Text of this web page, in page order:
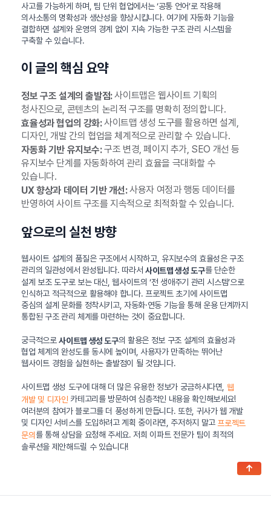
사고를 가능하게 하며, 팀 단위 협업에서는 ‘공통 언어’로 작용해
의사소통의 명확성과 생산성을 향상시킵니다. 여기에 자동화 기능을
결합하면 설계와 운영의 경계 없이 지속 가능한 구조 관리 시스템을
구축할 수 있습니다.
이 글의 핵심 요약
정보 구조 설계의 출발점:사이트맵은 웹사이트 기획의
청사진으로, 콘텐츠의 논리적 구조를 명확히 정의합니다.
효율성과 협업의 강화:사이트맵 생성 도구를 활용하면 설계,
디자인, 개발 간의 협업을 체계적으로 관리할 수 있습니다.
자동화 기반 유지보수:구조 변경, 페이지 추가, SEO 개선 등
유지보수 단계를 자동화하여 관리 효율을 극대화할 수
있습니다.
UX 향상과 데이터 기반 개선:사용자 여정과 행동 데이터를
반영하여 사이트 구조를 지속적으로 최적화할 수 있습니다.
앞으로의 실천 방향
웹사이트 설계의 품질은 구조에서 시작하고, 유지보수의 효율성은 구조
관리의 일관성에서 완성됩니다. 따라서사이트맵 생성 도구를 단순한
설계 보조 도구로 보는 대신, 웹사이트의 ‘전 생애주기 관리 시스템’으로
인식하고 적극적으로 활용해야 합니다. 프로젝트 초기에 사이트맵
중심의 설계 문화를 정착시키고, 자동화·연동 기능을 통해 운용 단계까지
통합된 구조 관리 체계를 마련하는 것이 중요합니다.
궁극적으로사이트맵 생성 도구의 활용은 정보 구조 설계의 효율성과
협업 체계의 완성도를 동시에 높이며, 사용자가 만족하는 뛰어난
웹사이트 경험을 실현하는 출발점이 될 것입니다.
사이트맵 생성 도구에 대해 더 많은 유용한 정보가 궁금하시다면, 웹
개발 및 디자인 카테고리를 방문하여 심층적인 내용을 확인해보세요!
여러분의 참여가 블로그를 더 풍성하게 만듭니다. 또한, 귀사가 웹 개발
및 디자인 서비스를 도입하려고 계획 중이라면, 주저하지 말고 프로젝트
문의를 통해 상담을 요청해 주세요. 저희 이파트 전문가 팀이 최적의
솔루션을 제안해드릴 수 있습니다!
↑